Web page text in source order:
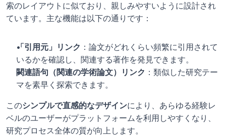
索のレイアウトに似ており、親しみやすいように設計され
ています。主な機能は以下の通りです：
「引用元」リンク ：論文がどれくらい頻繁に引用されて
いるかを確認し、関連する著作を発見できます。
関連語句（関連の学術論文）リンク ：類似した研究テー
マを素早く探索できます。
このシンプルで直感的なデザインにより、あらゆる経験レ
ベルのユーザーがプラットフォームを利用しやすくなり、
研究プロセス全体の質が向上します。